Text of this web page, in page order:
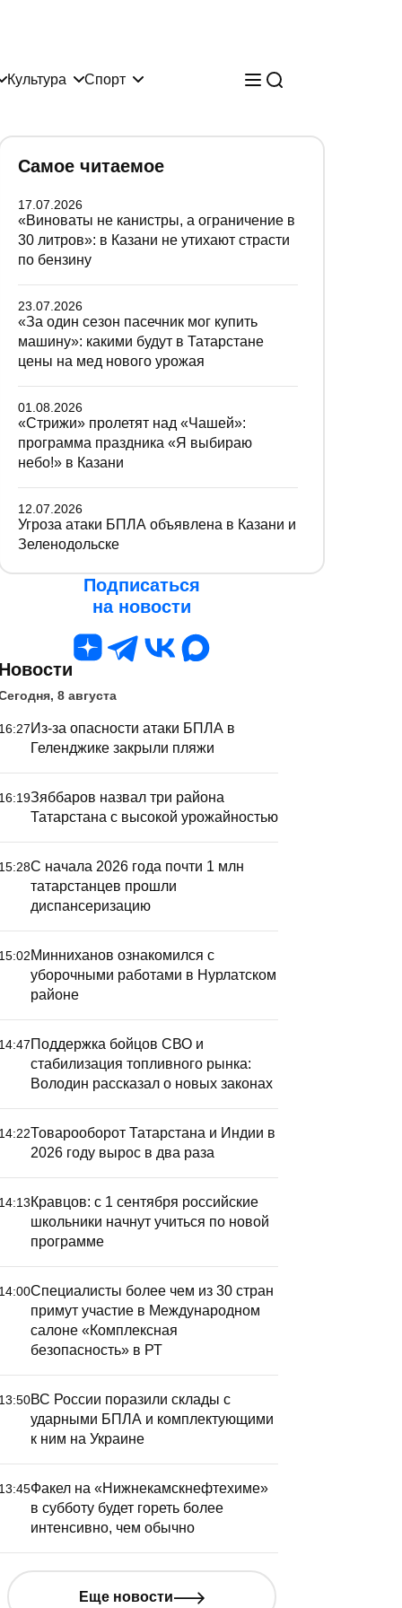
Культура Спорт
оперу
в культурной
форума
в Казани
Самое читаемое
17.07.2026
«Виноваты не канистры, а ограничение в
30 литров»: в Казани не утихают страсти
по бензину
23.07.2026
«За один сезон пасечник мог купить
машину»: какими будут в Татарстане
цены на мед нового урожая
01.08.2026
«Стрижи» пролетят над «Чашей»:
программа праздника «Я выбираю
небо!» в Казани
12.07.2026
Угроза атаки БПЛА объявлена в Казани и
Зеленодольске
Подписаться
на новости
Новости
8 августа
16:27Из-за опасности атаки БПЛА в
Геленджике закрыли пляжи
16:19Зяббаров назвал три района
Татарстана с высокой урожайностью
15:28С начала 2026 года почти 1 млн
татарстанцев прошли
диспансеризацию
15:02Минниханов ознакомился с
уборочными работами в Нурлатском
районе
14:47Поддержка бойцов СВО и
стабилизация топливного рынка:
Володин рассказал о новых законах
14:22Товарооборот Татарстана и Индии в
2026 году вырос в два раза
14:13Кравцов: с 1 сентября российские
школьники начнут учиться по новой
программе
14:00Специалисты более чем из 30 стран
примут участие в Международном
салоне «Комплексная
безопасность» в РТ
13:50ВС России поразили склады с
ударными БПЛА и комплектующими
к ним на Украине
13:45Факел на «Нижнекамскнефтехиме»
в субботу будет гореть более
интенсивно, чем обычно
Еще новости